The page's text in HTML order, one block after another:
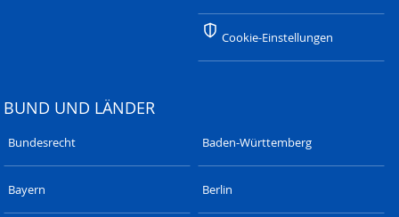
Cookie-Einstellungen
BUND UND LÄNDER
Bundesrecht Baden-Württemberg
Bayern Berlin